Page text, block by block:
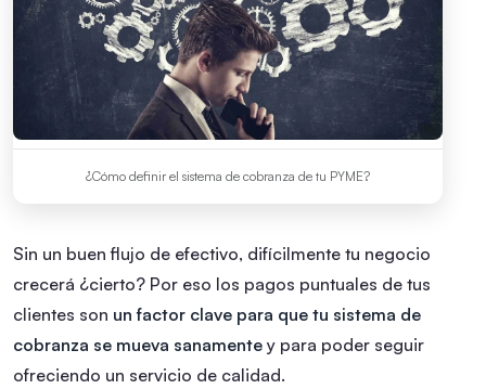
¿Cómo definir el sistema de cobranza de tu PYME?
Sin un buen flujo de efectivo, difícilmente tu negocio
crecerá ¿cierto? Por eso los pagos puntuales de tus
clientes son un factor clave para que tu sistema de
cobranza se mueva sanamente y para poder seguir
ofreciendo un servicio de calidad.